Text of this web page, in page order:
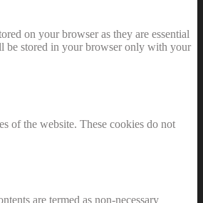
on your browser as they are essential
be stored in your browser only with your
of the website. These cookies do not
are termed as non-necessary